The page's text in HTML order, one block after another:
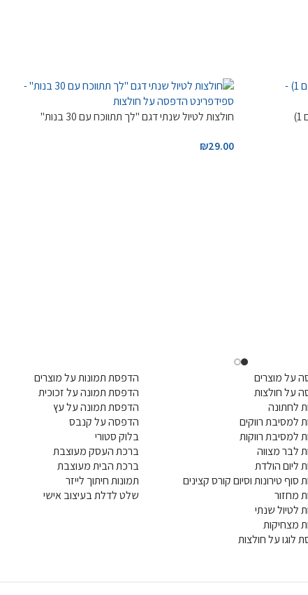
חולצות לטיול שנתי דגם "לך תתווכח עם 30 בנות"
₪29.00
על מוצרים
על חולצות
לחתונה
למסיבת רווקים
למסיבת רווקות
לבר מצווה
ליום הולדת
סוף טירונות וסיום קורס קצינים
מחזור
לטיול שנתי
מצחיקות
לוגו על חולצות
הדפסת תמונות על מוצרים
הדפסת תמונה על זכוכית
הדפסת תמונה על עץ
הדפסה על קנבס
בלוק סטורי
ברכת העסק מעוצבת
ברכת הבית מעוצבת
תמונות חיתוך לייזר
שלט לדלת בעיצוב אישי